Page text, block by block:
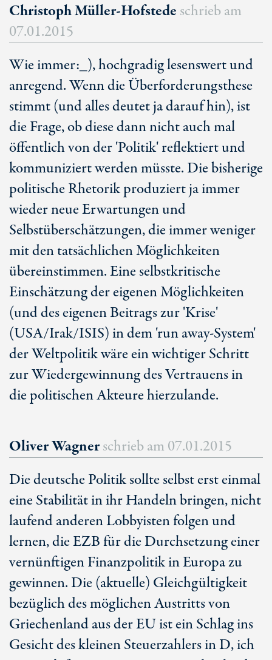
Christoph Müller-Hofstede schrieb am
07.01.2015
Wie immer:_), hochgradig lesenswert und
anregend. Wenn die Überforderungsthese
stimmt (und alles deutet ja darauf hin), ist
die Frage, ob diese dann nicht auch mal
öffentlich von der 'Politik' reflektiert und
kommuniziert werden müsste. Die bisherige
politische Rhetorik produziert ja immer
wieder neue Erwartungen und
Selbstüberschätzungen, die immer weniger
mit den tatsächlichen Möglichkeiten
übereinstimmen. Eine selbstkritische
Einschätzung der eigenen Möglichkeiten
(und des eigenen Beitrags zur 'Krise'
(USA/Irak/ISIS) in dem 'run away-System'
der Weltpolitik wäre ein wichtiger Schritt
zur Wiedergewinnung des Vertrauens in
die politischen Akteure hierzulande.
Oliver Wagnerschrieb am 07.01.2015
Die deutsche Politik sollte selbst erst einmal
eine Stabilität in ihr Handeln bringen, nicht
laufend anderen Lobbyisten folgen und
lernen, die EZB für die Durchsetzung einer
vernünftigen Finanzpolitik in Europa zu
gewinnen. Die (aktuelle) Gleichgültigkeit
bezüglich des möglichen Austritts von
Griechenland aus der EU ist ein Schlag ins
Gesicht des kleinen Steuerzahlers in D, ich